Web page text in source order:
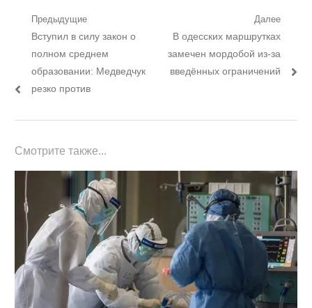
Навигация
записям
Предыдущие
Предыдущий
пост:
Вступил в силу закон о
полном среднем
образовании: Медведчук
резко против
Далее
Следующий
пост:
В одесских маршрутках
замечен мордобой из-за
введённых ограничений
Смотрите также...